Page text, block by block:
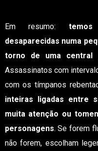
Em resumo:
desaparecidas numa
torno de uma central
Assassinatos com
com os tímpanos
inteiras ligadas entre
muita atenção ou
personagens. Se forem
não forem, escolham